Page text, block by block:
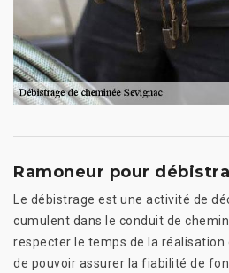
Ramoneur pour
Le débistrage est une activité de
cumulent dans le conduit de
respecter le temps de la
de pouvoir assurer la fiabilité de